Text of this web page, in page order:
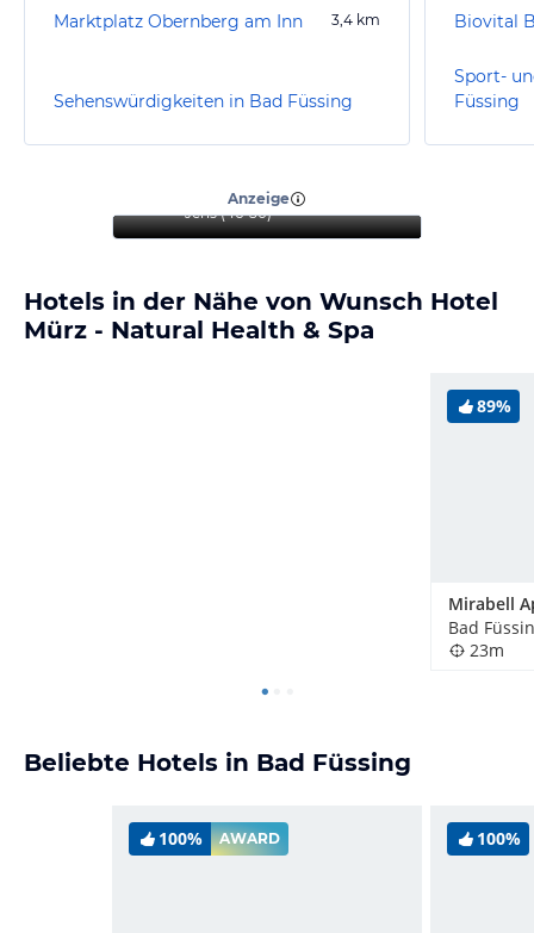
Marktplatz Obernberg am Inn 3,4 km
Sehenswürdigkeiten in Bad Füssing
Biovital
Sport-
Füssing
Anzeige
Jens (46-50)
Hotels in der Nähe von Wunsch Hotel
Mürz - Natural Health & Spa
89%
Bad
23m
Beliebte Hotels in Bad Füssing
100% AWARD 100%